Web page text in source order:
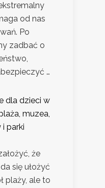
od nas
Po
zadbać o
…
dla dzieci w
muzea,
i parki
że
się ułożyć
plaży, ale to